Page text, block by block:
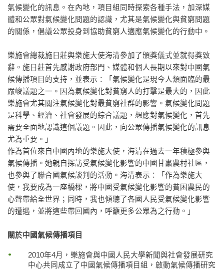
氣候變化的訊息。在內地，項目組同時探索各種手法，加深媒
體和公眾對氣候變化問題的認識，尤其是氣候變化與貧窮問題
的關係，倡議公眾投身到協助貧窮人適應氣候變化的行動中。
樂施會總裁施日莊與樂施大使海清參加了頒獎儀式並就得獎致
辭。施日莊首先感謝政府部門、媒體和個人長期以來對中國氣
候傳播項目的支持，並表示：「氣候變化是現今人類面臨的最
嚴峻議題之一。因為氣候變化對貧窮人的打擊是最大的，因此
樂施會尤其關注氣候變化對最貧窮社群的影響。氣候變化問題
是科學、經濟、社會發展的綜合議題，想應對氣候變化，首先
需要全面地認識這個議題。因此，向公眾傳播氣候變化的訊息
尤為重要。」
作為首位來自中國內地的樂施大使，海清在過去一年積極參與
氣候傳播。她親自探訪受氣候變化影響的中國甘肅農村社區，
也參與了聯合國氣候談判的活動。海清表示：「作為樂施大
使，我要成為一座橋樑，將中國受氣候變化影響的貧困農民的
心聲帶給全世界；同時，我也傾聽了各國人民受氣候變化影響
的遭遇，並將這些帶回國內，呼籲更多公眾為之行動。」
關於中國氣候傳播項目
2010年4月，樂施會與中國人民大學新聞與社會發展研究
中心共同成立了中國氣候傳播項目組，啟動氣候傳播研究